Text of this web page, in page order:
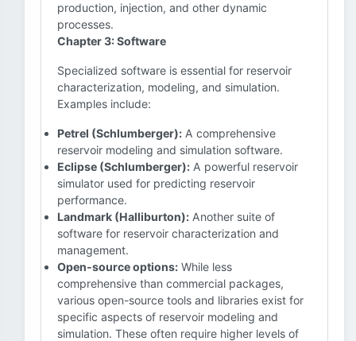
production, injection, and other dynamic
processes.
Chapter 3: Software
Specialized software is essential for reservoir
characterization, modeling, and simulation.
Examples include:
Petrel (Schlumberger): A comprehensive
reservoir modeling and simulation software.
Eclipse (Schlumberger): A powerful reservoir
simulator used for predicting reservoir
performance.
Landmark (Halliburton): Another suite of
software for reservoir characterization and
management.
Open-source options: While less
comprehensive than commercial packages,
various open-source tools and libraries exist for
specific aspects of reservoir modeling and
simulation. These often require higher levels of